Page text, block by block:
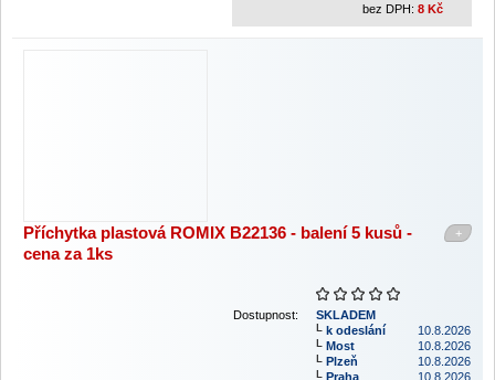
bez DPH: 8 Kč
+
Příchytka plastová ROMIX B22136 - balení 5 kusů -
cena za 1ks
Dostupnost:
SKLADEM
k odeslání
10.8.2026
Most
10.8.2026
Plzeň
10.8.2026
Praha
10.8.2026